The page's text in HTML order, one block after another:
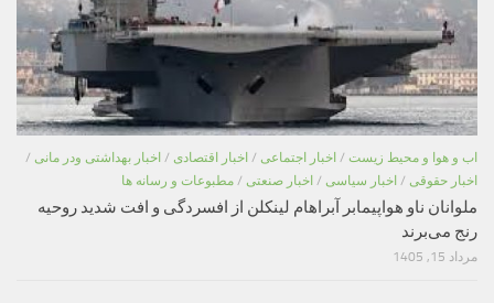
اب و هوا و محیط زیست / اخبار اجتماعی / اخبار اقتصادی / اخبار بهداشتی ودر مانی /
اخبار حقوقی / اخبار سیاسی / اخبار صنعتی / مطبوعات و رسانه ها
ملوانان ناو هواپیمابر آبراهام لینکلن از افسردگی و افت شدید روحیه
رنج می‌برند
مرداد 15, 1405